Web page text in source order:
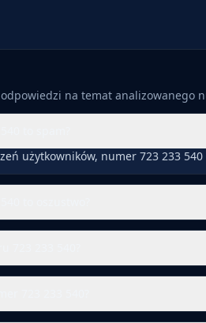
na temat analizowanego
użytkowników, numer 723 233